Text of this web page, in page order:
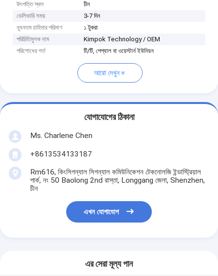
উৎপত্তি স্থল
চীন
ডেলিভারি সময়
3-7 দিন
ন্যূনতম চাহিদার পরিমাণ
১ টুকরা
পরিচিতিমুলক নাম
Kimpok Technology / OEM
পরিশোধের শর্ত
টি/টি, পেপ্যাল ​​বা ওয়েস্টার্ন ইউনিয়ন
আরো দেখুন
যোগাযোগের ঠিকানা
Ms. Charlene Chen
+8613534133187
Rm616, কিংসিগন্যাল সিগন্যাল কমিউনিকেশন টেকনোলজি ইন্ডাস্ট্রিয়াল
পার্ক, নং 50 Baolong 2nd রাস্তা, Longgang জেলা, Shenzhen,
চীন
এখন যোগাযোগ
এর সেরা মূল্য পান